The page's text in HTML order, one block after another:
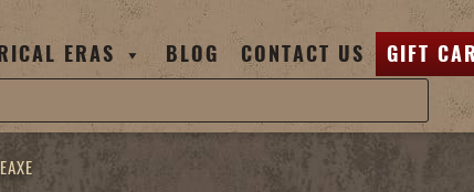
ERAS BLOG CONTACT US GIFT